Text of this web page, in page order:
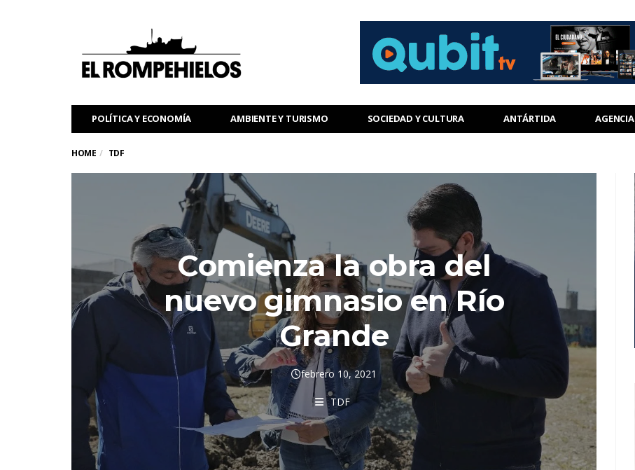
POLÍTICA Y ECONOMÍA AMBIENTE Y TURISMO SOCIEDAD Y CULTURA ANTÁRTIDA AGENCIA
HOME TDF
Comienza la obra del
nuevo gimnasio en Río
Grande
febrero 10, 2021
TDF